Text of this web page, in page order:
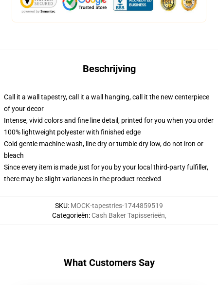
Beschrijving
Call it a wall tapestry, call it a wall hanging, call it the new centerpiece
of your decor
Intense, vivid colors and fine line detail, printed for you when you order
100% lightweight polyester with finished edge
Cold gentle machine wash, line dry or tumble dry low, do not iron or
bleach
Since every item is made just for you by your local third-party fulfiller,
there may be slight variances in the product received
SKU: MOCK-tapestries-1744859519
Categorieën: Cash Baker Tapisserieën,
What Customers Say